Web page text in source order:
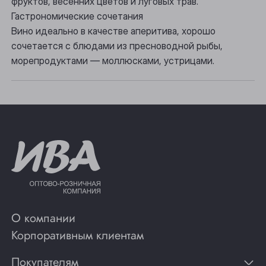
Гастрономические сочетания
Вино идеально в качестве аперитива, хорошо
сочетается с блюдами из пресноводной рыбы,
морепродуктами — моллюсками, устрицами.
О компании
Корпоративным клиентам
Покупателям
Юрга